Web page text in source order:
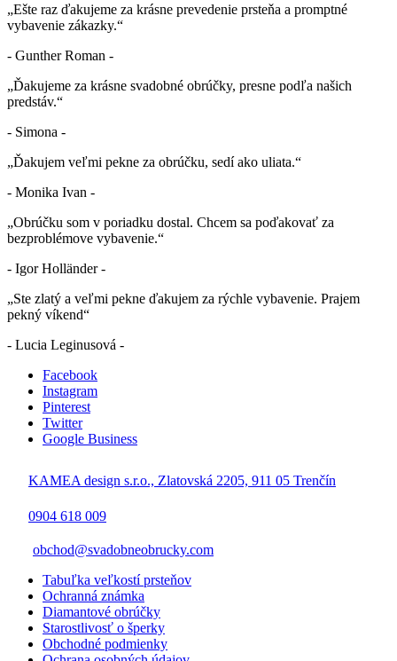
„Ešte raz ďakujeme za krásne prevedenie prsteňa a promptné
vybavenie zákazky.“
- Gunther Roman -
„Ďakujeme za krásne svadobné obrúčky, presne podľa našich
predstáv.“
- Simona -
„Ďakujem veľmi pekne za obrúčku, sedí ako uliata.“
- Monika Ivan -
„Obrúčku som v poriadku dostal. Chcem sa poďakovať za
bezproblémove vybavenie.“
- Igor Holländer -
„Ste zlatý a veľmi pekne ďakujem za rýchle vybavenie. Prajem
pekný víkend“
- Lucia Leginusová -
Facebook
Instagram
Pinterest
Twitter
Google Business
KAMEA design s.r.o., Zlatovská 2205, 911 05 Trenčín
0904 618 009
obchod@svadobneobrucky.com
Tabuľka veľkostí prsteňov
Ochranná známka
Diamantové obrúčky
Starostlivosť o šperky
Obchodné podmienky